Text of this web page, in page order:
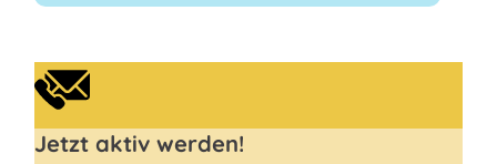
Jetzt aktiv werden!